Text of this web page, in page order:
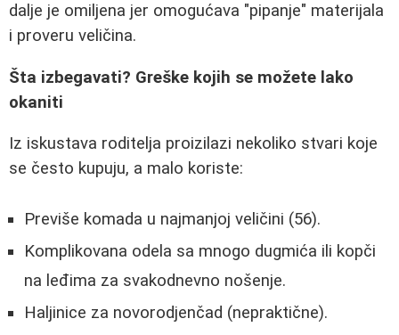
dalje je omiljena jer omogućava "pipanje" materijala
i proveru veličina.
Šta izbegavati? Greške kojih se možete lako
okaniti
Iz iskustava roditelja proizilazi nekoliko stvari koje
se često kupuju, a malo koriste:
Previše komada u najmanjoj veličini (56).
Komplikovana odela sa mnogo dugmića ili kopči
na leđima za svakodnevno nošenje.
Haljinice za novorodjenčad (nepraktične).